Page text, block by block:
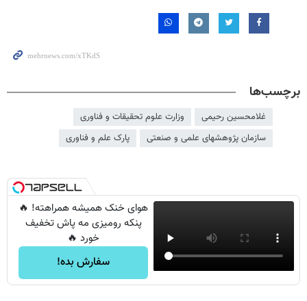
برچسب‌ها
غلامحسین رحیمی
وزارت علوم تحقیقات و فناوری
سازمان پژوهشهای علمی و صنعتی
پارک علم و فناوری
هوای خنک همیشه همراهته! 🔥
پنکه رومیزی مه پاش تخفیف
خورد 🔥
سفارش بده!